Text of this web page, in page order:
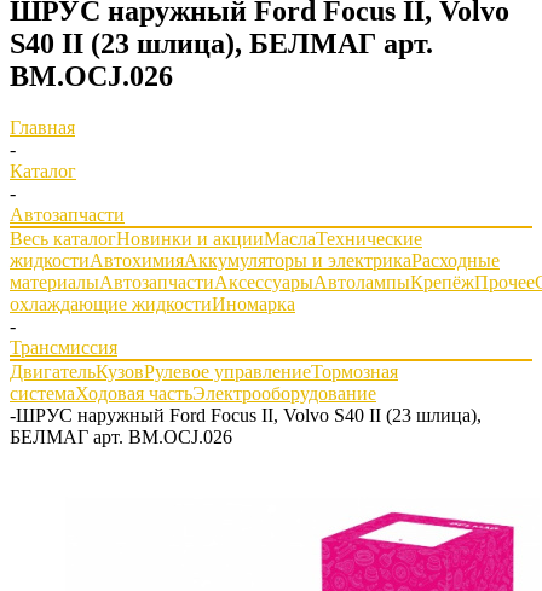
ШРУС наружный Ford Focus II, Volvo
S40 II (23 шлица), БЕЛМАГ арт.
BM.OCJ.026
Главная
-
Каталог
-
Автозапчасти
Весь каталогНовинки и акцииМаслаТехнические
жидкостиАвтохимияАккумуляторы и электрикаРасходные
материалыАвтозапчастиАксессуарыАвтолампыКрепёжПрочее
охлаждающие жидкостиИномарка
-
Трансмиссия
ДвигательКузовРулевое управлениеТормозная
системаХодовая частьЭлектрооборудование
-ШРУС наружный Ford Focus II, Volvo S40 II (23 шлица),
БЕЛМАГ арт. BM.OCJ.026